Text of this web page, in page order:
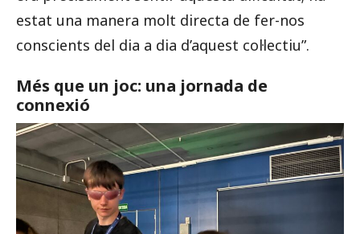
estat una manera molt directa de fer-nos
conscients del dia a dia d’aquest col·lectiu”.
Més que un joc: una jornada de
connexió